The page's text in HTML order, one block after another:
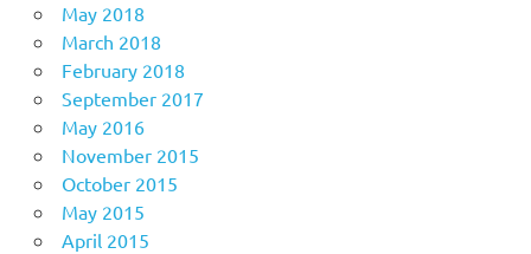
May 2018
March 2018
February 2018
September 2017
May 2016
November 2015
October 2015
May 2015
April 2015